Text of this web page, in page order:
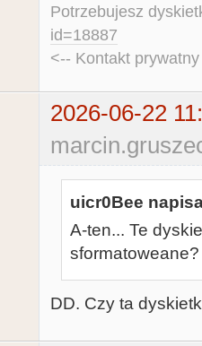
Potrzebujesz
id=18887
<-- Kontakt
2026-06-22
uicr0Bee
A-ten... Te
DD. Czy ta